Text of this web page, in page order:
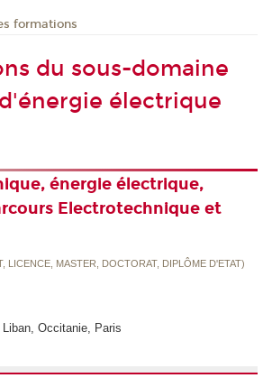
formations
du sous-domaine
électrique
énergie électrique,
Electrotechnique et
LICENCE, MASTER, DOCTORAT, DIPLÔME D'ETAT)
Occitanie, Paris